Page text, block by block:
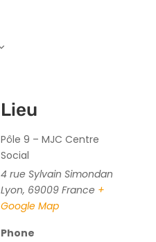
Lieu
Pôle 9 – MJC Centre
Social
4 rue Sylvain Simondan
Lyon, 69009 France +
Google Map
Phone